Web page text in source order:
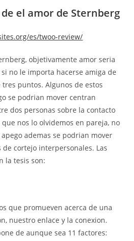
el amor de Sternberg
es/twoo-review/
objetivamente amor seri­a
no le importa hacerse amiga de
puntos. Algunos de estos
se podri­an mover centran
dos personas sobre la contacto
nos lo olvidemos en pareja, no
ademas se podri­an mover
cortejo interpersonales. Las
la tesis son:
que promueven acerca de una
nuestro enlace y la conexion.
de aunque sea 11 factores: